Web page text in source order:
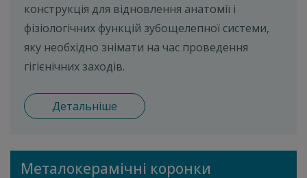
конструкція для відновлення анатомії і
фізіологічних функцій зубощелепної системи,
яку необхідно знімати на час проведення
гігієнічних заходів.
Детальніше
Металокерамічні коронки